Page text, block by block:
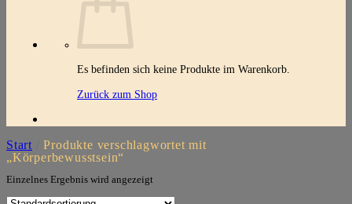
Es befinden sich keine Produkte im Warenkorb.
Zurück zum Shop
Start
Produkte verschlagwortet mit
„Körperbewusstsein“
Einzelnes Ergebnis wird angezeigt